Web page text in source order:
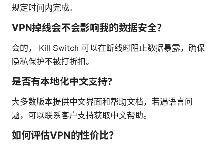
规定时间内完成。
VPN掉线会不会影响我的数据安全？
会的， Kill Switch 可以在断线时阻止数据暴露，确保
隐私保护不被打折扣。
是否有本地化中文支持？
大多数版本提供中文界面和帮助文档，若遇语言问
题，可以联系客户支持获取中文帮助。
如何评估VPN的性价比？